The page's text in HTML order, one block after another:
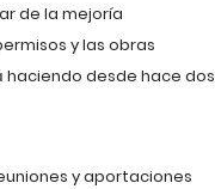
de la mejoría
y las obras
haciendo desde hace dos
y aportaciones